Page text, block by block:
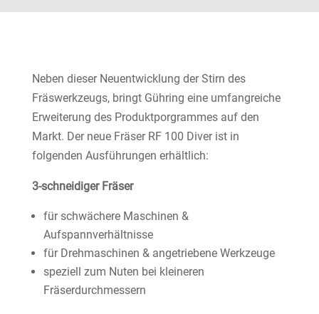
Neben dieser Neuentwicklung der Stirn des
Fräswerkzeugs, bringt Gühring eine umfangreiche
Erweiterung des Produktporgrammes auf den
Markt. Der neue Fräser RF 100 Diver ist in
folgenden Ausführungen erhältlich:
3-schneidiger Fräser
für schwächere Maschinen &
Aufspannverhältnisse
für Drehmaschinen & angetriebene Werkzeuge
speziell zum Nuten bei kleineren
Fräserdurchmessern